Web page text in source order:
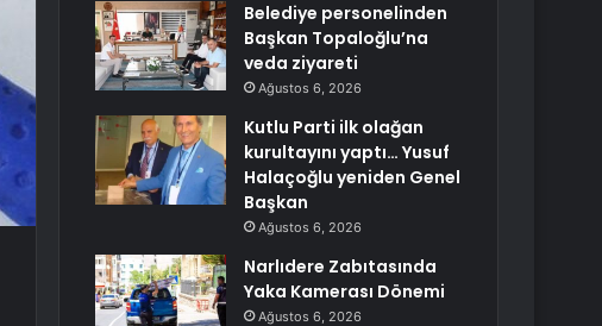
Belediye personelinden
Başkan Topaloğlu’na
veda ziyareti
Ağustos 6, 2026
Kutlu Parti ilk olağan
kurultayını yaptı… Yusuf
Halaçoğlu yeniden Genel
Başkan
Ağustos 6, 2026
Narlıdere Zabıtasında
Yaka Kamerası Dönemi
Ağustos 6, 2026